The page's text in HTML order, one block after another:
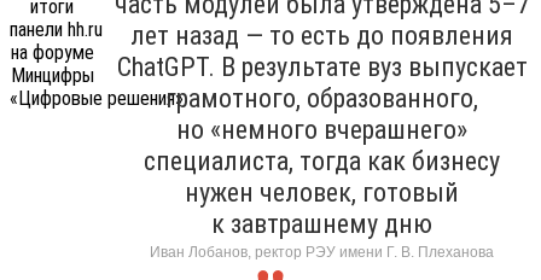
лет назад — то есть до появления
ChatGPT. В результате вуз выпускает
грамотного, образованного,
но «немного вчерашнего»
специалиста, тогда как бизнесу
нужен человек, готовый
к завтрашнему дню
Иван Лобанов, ректор РЭУ имени Г. В. Плеханова